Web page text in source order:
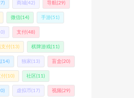
商城(42) 导航(29)
微信(14) 手游(51)
支付(48)
支付(13) 棋牌游戏(11)
(14) 独家(13) 盲盒(20)
付(10) 社区(11)
虚拟币(17) 视频(29)